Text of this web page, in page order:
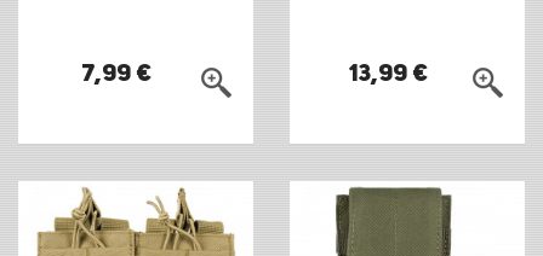
7,99 € 13,99 €